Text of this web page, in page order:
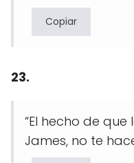
Copiar
23.
“El hecho de
James, no te